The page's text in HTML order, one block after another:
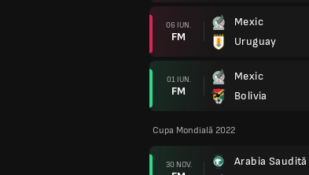
06 IUN.
FM
Mexic
Uruguay
01 IUN.
FM
Mexic
Bolivia
Cupa Mondială 2022
30 NOV.
Arabia Saudită